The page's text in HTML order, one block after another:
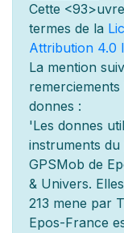
Cette
termes de la
Attribution 4.0
La mention
donnes :
'Les donnes
instruments
GPSMob de
& Univers.
213 mene par
Epos-France